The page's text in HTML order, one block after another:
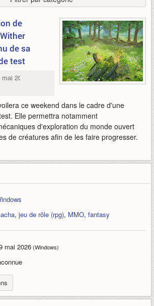
de
de sa
test
2026
ce weekend dans le cadre d'une
Elle permettra notamment
d'exploration du monde ouvert
de créatures afin de les faire progresser.
, jeu de rôle (rpg), MMO, fantasy
mai 2026(Windows)